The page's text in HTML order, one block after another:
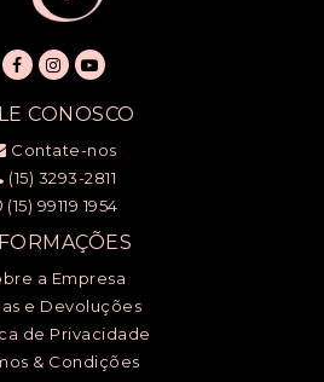
CONOSCO
Contate-nos
(15) 3293-2811
(15) 99119 1954
a Empresa
e Devoluções
de Privacidade
& Condições